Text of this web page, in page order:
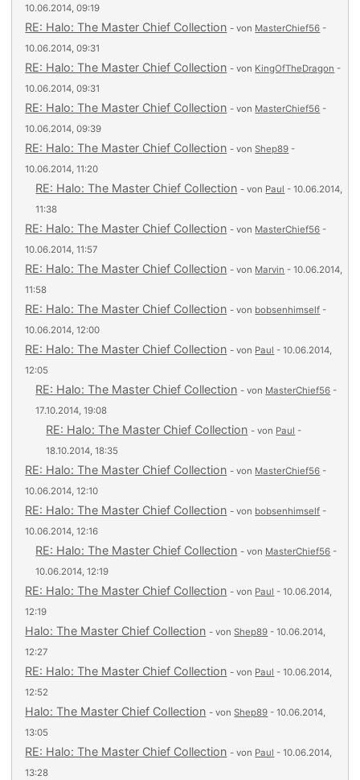
10.06.2014, 09:19
RE: Halo: The Master Chief Collection - von MasterChief56 -
10.06.2014, 09:31
RE: Halo: The Master Chief Collection - von KingOfTheDragon -
10.06.2014, 09:31
RE: Halo: The Master Chief Collection - von MasterChief56 -
10.06.2014, 09:39
RE: Halo: The Master Chief Collection - vonShep89 -
10.06.2014, 11:20
RE: Halo: The Master Chief Collection - von Paul - 10.06.2014,
11:38
RE: Halo: The Master Chief Collection - von MasterChief56 -
10.06.2014, 11:57
RE: Halo: The Master Chief Collection - von Marvin - 10.06.2014,
11:58
RE: Halo: The Master Chief Collection - von bobsenhimself -
10.06.2014, 12:00
RE: Halo: The Master Chief Collection - von Paul - 10.06.2014,
12:05
RE: Halo: The Master Chief Collection - von MasterChief56 -
17.10.2014, 19:08
RE: Halo: The Master Chief Collection - von Paul -
18.10.2014, 18:35
RE: Halo: The Master Chief Collection - von MasterChief56 -
10.06.2014, 12:10
RE: Halo: The Master Chief Collection - von bobsenhimself -
10.06.2014, 12:16
RE: Halo: The Master Chief Collection - von MasterChief56 -
10.06.2014, 12:19
RE: Halo: The Master Chief Collection - von Paul - 10.06.2014,
12:19
Halo: The Master Chief Collection - vonShep89 - 10.06.2014,
12:27
RE: Halo: The Master Chief Collection - von Paul - 10.06.2014,
12:52
Halo: The Master Chief Collection - vonShep89 - 10.06.2014,
13:05
RE: Halo: The Master Chief Collection - von Paul - 10.06.2014,
13:28